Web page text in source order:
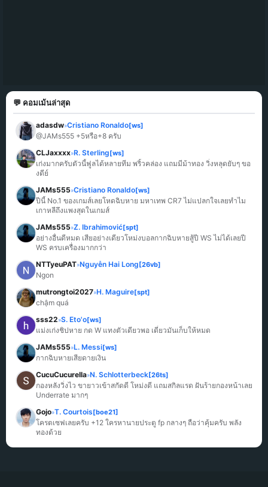
💬 คอมเม้นล่าสุด
adasdw»Cristiano Ronaldo[ws]
@JAMs555 +5หรือ+8 ครับ
CLJaxxxx»R. Sterling[ws]
เก่งมากครับตัวนี้ฟูลได้หลายทีม พริ้วคล่อง แถมมีม้าทอง วิ่งหลุดยับๆ ขอ
งดีย์
JAMs555»Cristiano Ronaldo[ws]
ปีนี้ No.1 ของเกมส์เลยโหดฉิบหาย มหาเทพ CR7 ไม่แปลกใจเลยทำไม
เกาหลีถึงแพงสุดในเกมส์
JAMs555»Z. Ibrahimović[spt]
อย่างอื่นดีหมด เสียอย่างเดียวโหม่งบอลกากฉิบหายสู้ปี WS ไม่ได้เลยปี
WS ครบเครื่องมากกว่า
NTTyeuPAT»Nguyễn Hai Long[26vb]
Ngon
mutrongtoi2027»H. Maguire[spt]
chậm quá
sss22»S. Eto'o[ws]
แม่งเก่งชิปหาย กด W แทงตัวเดียวพอ เดี๋ยวมันเก็บให้หมด
JAMs555»L. Messi[ws]
กากฉิบหายเสียดายเงิน
CucuCucurella»N. Schlotterbeck[26ts]
กองหลังวิ่งไว ขายาวเข้าสกัดดี โหม่งดี แถมสกิลแรด ฝันร้ายกองหน้าเลย
Underrate มากๆ
Gojo»T. Courtois[boe21]
โครตเซฟเลยครับ +12 ใครหานายประตู fp กลางๆ ถือว่าคุ้มครับ พลัง
ทองด้วย